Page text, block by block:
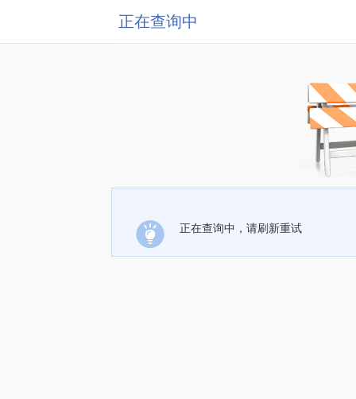
正在查询中
正在查询中，请刷新重试